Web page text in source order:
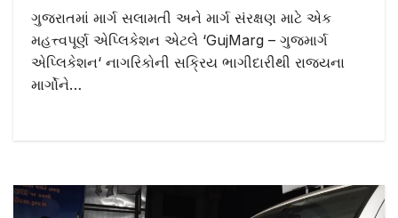
ગુજરાતમાં માર્ગ સલામતી અને માર્ગ સંરક્ષણ માટે એક
મહત્ત્વપૂર્ણ એપ્લિકેશન એટલે ‘GujMarg – ગુજમાર્ગ
એપ્લિકેશન‘ નાગરિકોની સક્રિય ભાગીદારીથી રાજ્યના
માર્ગોને…